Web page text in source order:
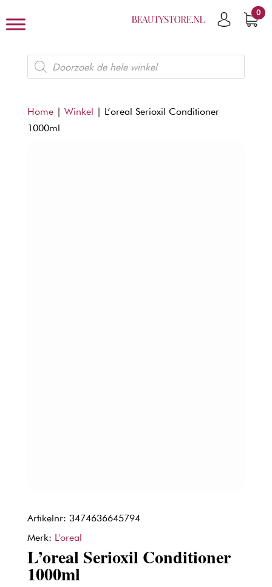
0
Producten
zoeken
Home| Winkel | L’oreal Serioxil Conditioner
1000ml
Artikelnr: 3474636645794
Merk: L'oreal
L’oreal Serioxil Conditioner
1000ml